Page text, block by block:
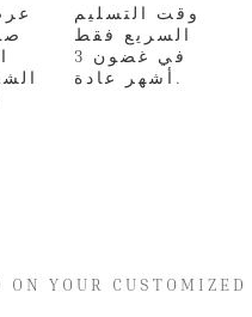
وقت التسليم
السريع فقط
في غضون 3
أشهر عادة.
YOUR CUSTOMIZED